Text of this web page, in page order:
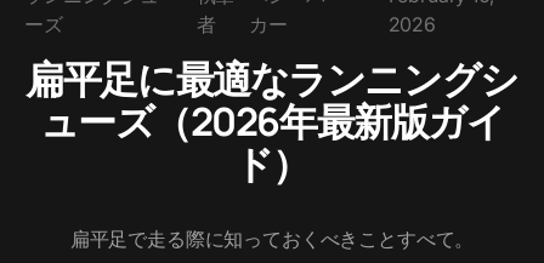
ーズ
者
カー
2026
扁平足に最適なランニングシ
ューズ（2026年最新版ガイ
ド）
扁平足で走る際に知っておくべきことすべて。